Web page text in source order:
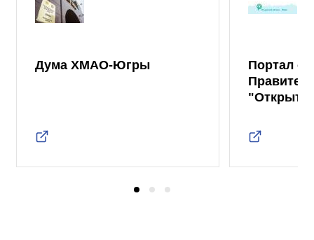
Дума ХМАО-Югры
Портал